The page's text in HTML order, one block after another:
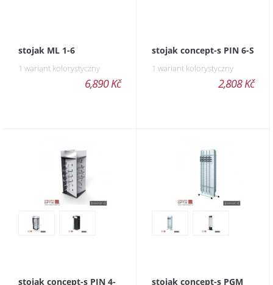
stojak ML 1-6
1 wariant kolorystyczny
6,890 Kč
stojak concept-s PIN 6-S
1 wariant kolorystyczny
2,808 Kč
stojak concept-s PIN 4-
stojak concept-s PGM